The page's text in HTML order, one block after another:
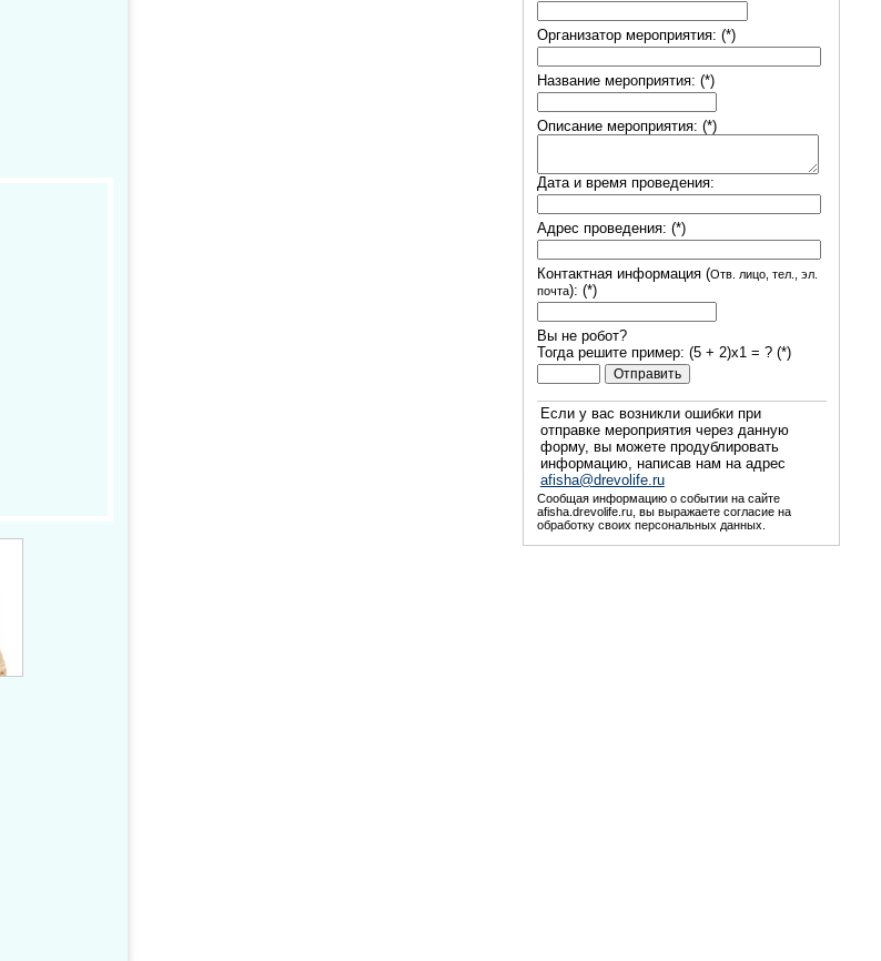
Организатор мероприятия: (*)
Название мероприятия: (*)
Описание мероприятия: (*)
Дата и время проведения:
Адрес проведения: (*)
Контактная информация (Отв. лицо, тел., эл.
почта): (*)
Вы не робот?
Тогда решите пример: (5 + 2)х1 = ? (*)
Если у вас возникли ошибки при
отправке мероприятия через данную
форму, вы можете продублировать
информацию, написав нам на адрес
afisha@drevolife.ru
Сообщая информацию о событии на сайте
afisha.drevolife.ru, вы выражаете согласие на
обработку своих персональных данных.